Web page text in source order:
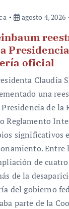
agosto 4, 2026
oficial
Claudia
una
Presidencia de la
Reglamento
significativos
Entre
de
de la
del gobierno
parte de la